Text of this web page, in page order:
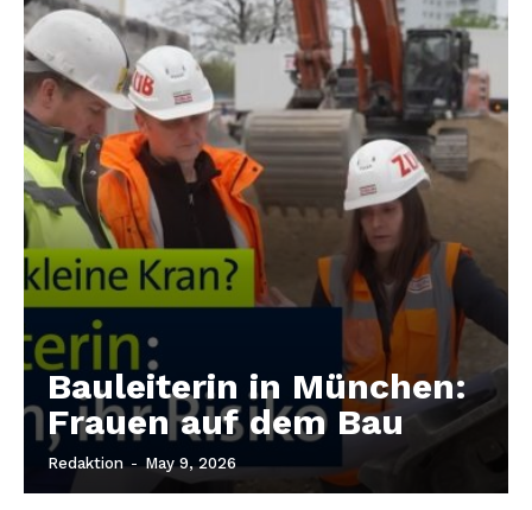
Bauleiterin in München:
Frauen auf dem Bau
Redaktion - May 9, 2026